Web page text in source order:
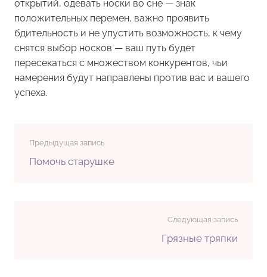
открытий, одевать носки во сне — знак
положительных перемен, важно проявить
бдительность и не упустить возможность, к чему
снятся выбор носков — ваш путь будет
пересекаться с множеством конкурентов, чьи
намерения будут направлены против вас и вашего
успеха.
Предыдущая запись
Помочь старушке
Следующая запись
Грязные тряпки